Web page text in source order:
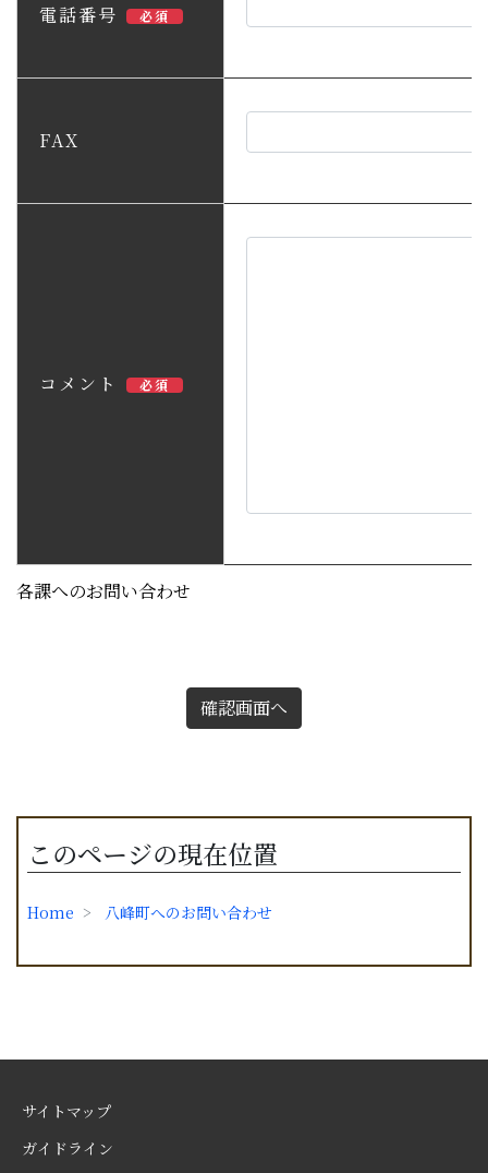
各課へのお問い合わせ
電話番号 必須
FAX
コメント 必須
確認画面へ
このページの現在位置
Home 八峰町へのお問い合わせ
サイトマップ
ガイドライン